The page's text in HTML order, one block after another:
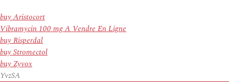
buy Aristocort
Vibramycin 100 mg A Vendre En Ligne
buy Risperdal
buy Stromectol
buy Zyvox
YvzSA